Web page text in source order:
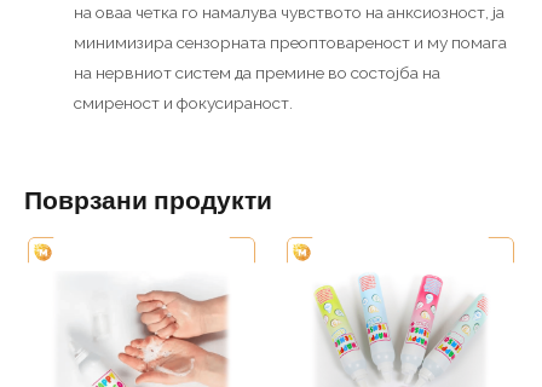
на оваа четка го намалува чувството на анксиозност, ја
минимизира сензорната преоптовареност и му помага
на нервниот систем да премине во состојба на
смиреност и фокусираност.
Поврзани продукти
has
multiple
variants.
product
has
multiple
variants.